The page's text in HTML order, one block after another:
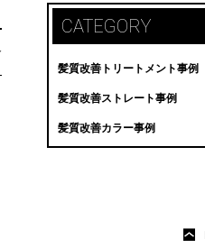
CATEGORY
髪質改善トリートメント事例
髪質改善ストレート事例
髪質改善カラー事例